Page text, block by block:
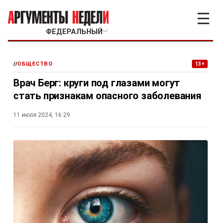
ФЕДЕРАЛЬНЫЙ ﹀
☰
//ОБЩЕСТВО 13+
Врач Берг: круги под глазами могут
стать признакам опасного заболевания
11 июля 2024, 16:29